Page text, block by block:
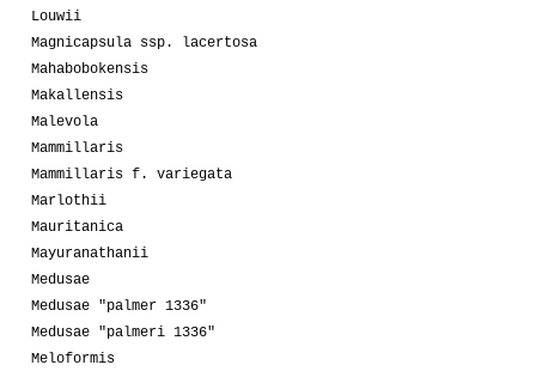
Louwii
Magnicapsula ssp. lacertosa
Mahabobokensis
Makallensis
Malevola
Mammillaris
Mammillaris f. variegata
Marlothii
Mauritanica
Mayuranathanii
Medusae
Medusae "palmer 1336"
Medusae "palmeri 1336"
Meloformis